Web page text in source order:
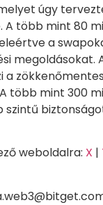
úgy
több mint 80
a
megoldásokat.
több mint 300
weboldalra: X |